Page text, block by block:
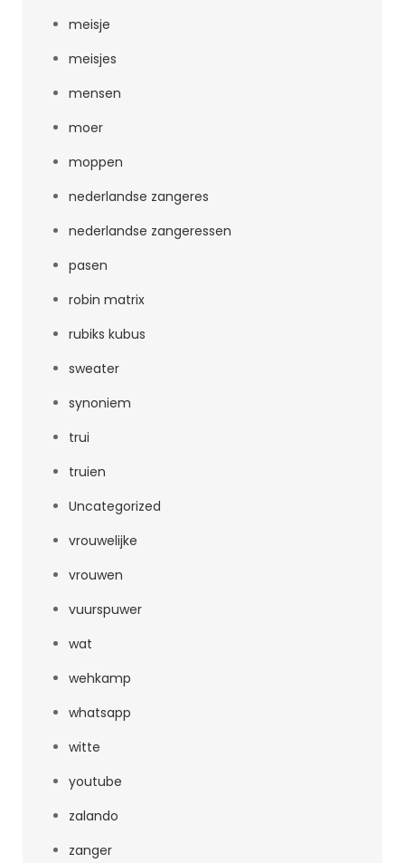
meisje
meisjes
mensen
moer
moppen
nederlandse zangeres
nederlandse zangeressen
pasen
robin matrix
rubiks kubus
sweater
synoniem
trui
truien
Uncategorized
vrouwelijke
vrouwen
vuurspuwer
wat
wehkamp
whatsapp
witte
youtube
zalando
zanger